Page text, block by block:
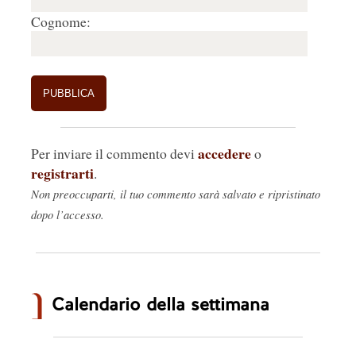
Cognome:
Per inviare il commento devi accedereo
registrarti.
Non preoccuparti, il tuo commento sarà salvato e ripristinato
dopo l’accesso.
Calendario della settimana